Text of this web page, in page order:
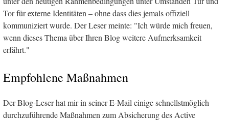
Tor für externe Identitäten – ohne dass dies jemals offiziell
kommuniziert wurde. Der Leser meinte: "Ich würde mich freuen,
wenn dieses Thema über Ihren Blog weitere Aufmerksamkeit
erfährt."
Empfohlene Maßnahmen
Der Blog-Leser hat mir in seiner E-Mail einige schnellstmöglich
durchzuführende Maßnahmen zum Absicherung des Active